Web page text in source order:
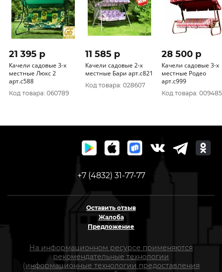
21 395 p
Качели садовые 3-х
местные Люкс 2
арт.с588
Код товара: 060789
11 585 p
Качели садовые 2-х
местные Бари арт.с821
Код товара: 028607
28 500 p
Качели садовые 3-х
местные Родео
арт.с999
Код товара: 009485
+7 (4832) 31-77-77
Оставить отзыв
Жалоба
Предложение
На информационном ресурсе применяются
рекомендательные технологии
(информационные технологии предоставления